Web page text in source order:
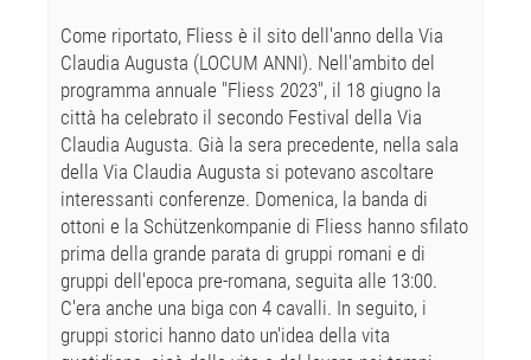
Come riportato, Fliess è il sito dell'anno della Via
Claudia Augusta (LOCUM ANNI). Nell'ambito del
programma annuale "Fliess 2023", il 18 giugno la
città ha celebrato il secondo Festival della Via
Claudia Augusta. Già la sera precedente, nella sala
della Via Claudia Augusta si potevano ascoltare
interessanti conferenze. Domenica, la banda di
ottoni e la Schützenkompanie di Fliess hanno sfilato
prima della grande parata di gruppi romani e di
gruppi dell'epoca pre-romana, seguita alle 13:00.
C'era anche una biga con 4 cavalli. In seguito, i
gruppi storici hanno dato un'idea della vita